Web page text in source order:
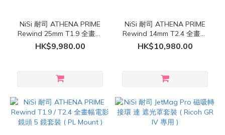
NiSi 耐司 ATHENA PRIME
Rewind 25mm T1.9 全畫幅
電影鏡頭 ( PL Mount )
HK$9,980.00
NiSi 耐司 ATHENA PRIME
Rewind 14mm T2.4 全畫幅
電影鏡頭 ( PL Mount )
HK$10,980.00